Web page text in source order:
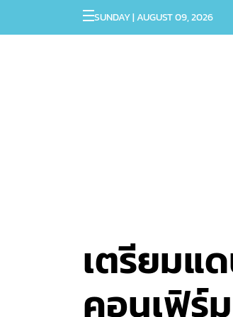
SUNDAY | AUGUST 09, 2026
เตรียมแ
คอนเฟิร์